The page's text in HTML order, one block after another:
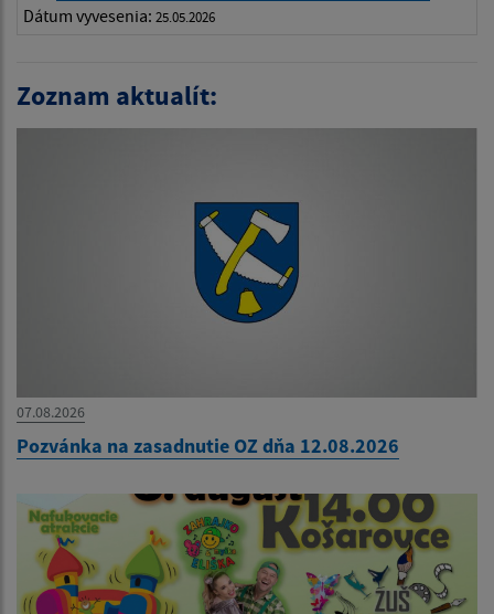
Dátum vyvesenia: 25.05.2026
Zoznam aktualít:
07.08.2026
Pozvánka na zasadnutie OZ dňa 12.08.2026